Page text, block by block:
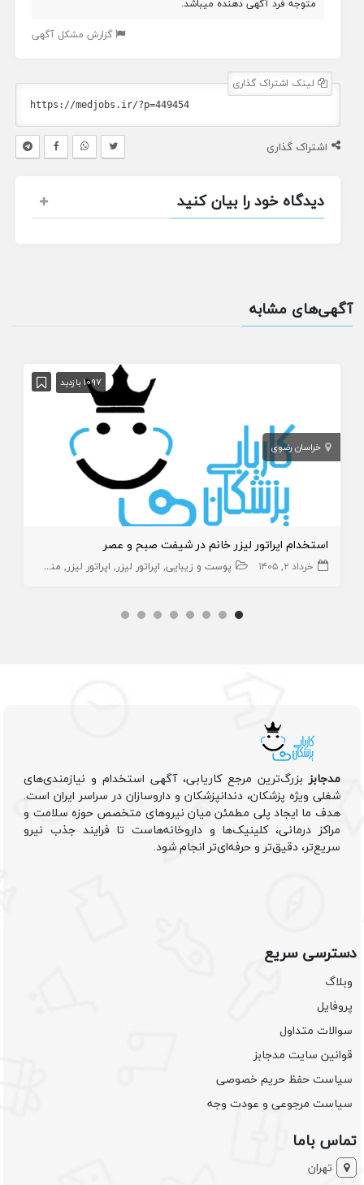
متوجه فرد آگهی دهنده میباشد.
گزارش مشکل آگهی
لینک اشتراک گذاری
اشتراک گذاری
دیدگاه خود را بیان کنید
آگهی‌های مشابه
1097 بازدید
خراسان رضوی
استخدام اپراتور لیزر خانم در شیفت صبح و عصر
خرداد ۲, ۱۴۰۵ پوست و زیبایی اپراتور لیزر اپراتور لیزر منشی،اپراتور،دستیار
مدجابزبزرگ‌ترین مرجع کاریابی، آگهی استخدام و نیازمندی‌های
شغلی ویژه پزشکان، دندانپزشکان و داروسازان در سراسر ایران است.
هدف ما ایجاد پلی مطمئن میان نیروهای متخصص حوزه سلامت و
مراکز درمانی، کلینیک‌ها و داروخانه‌هاست تا فرایند جذب نیرو
سریع‌تر، دقیق‌تر و حرفه‌ای‌تر انجام شود.
دسترسی سریع
وبلاگ
پروفایل
سوالات متداول
قوانین سایت مدجابز
سیاست حفظ حریم خصوصی
سیاست مرجوعی و عودت وجه
تماس باما
تهران